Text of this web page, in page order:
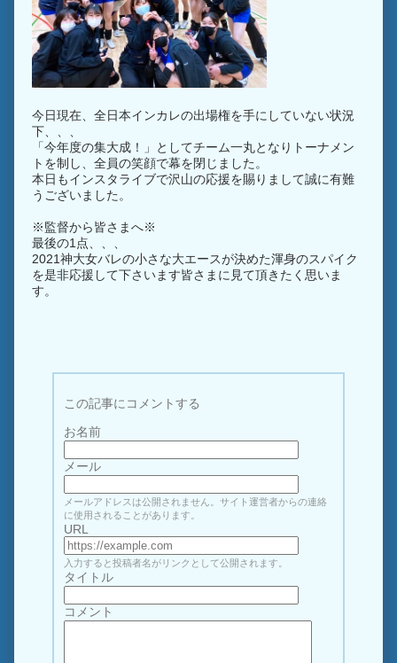
今日現在、全日本インカレの出場権を手にしていない状況
下、、、
「今年度の集大成！」としてチーム一丸となりトーナメン
トを制し、全員の笑顔で幕を閉じました。
本日もインスタライブで沢山の応援を賜りまして誠に有難
うございました。
※監督から皆さまへ※
最後の1点、、、
2021神大女バレの小さな大エースが決めた渾身のスパイク
を是非応援して下さいます皆さまに見て頂きたく思いま
す。
この記事にコメントする
お名前
メール
メールアドレスは公開されません。サイト運営者からの連絡
に使用されることがあります。
URL
入力すると投稿者名がリンクとして公開されます。
タイトル
コメント